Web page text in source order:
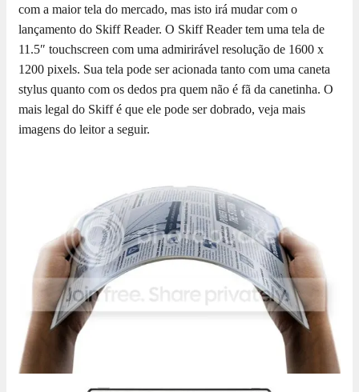
com a maior tela do mercado, mas isto irá mudar com o
lançamento do Skiff Reader. O Skiff Reader tem uma tela de
11.5″ touchscreen com uma admirirável resolução de 1600 x
1200 pixels. Sua tela pode ser acionada tanto com uma caneta
stylus quanto com os dedos pra quem não é fã da canetinha. O
mais legal do Skiff é que ele pode ser dobrado, veja mais
imagens do leitor a seguir.